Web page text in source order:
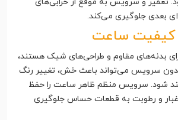
بعدی جلوگیری می‌کند.
کیفیت ساعت
بدنه‌های مقاوم و طراحی‌های شیک هستند،
بدون سرویس می‌تواند باعث خش، تغییر رنگ
شود. سرویس منظم ظاهر ساعت را حفظ
غبار و رطوبت به قطعات حساس جلوگیری